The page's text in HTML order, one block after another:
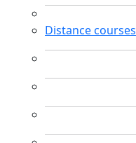
Distance courses